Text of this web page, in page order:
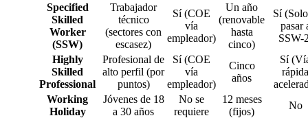
Specified
Skilled
Worker
(SSW)
Trabajador
técnico
(sectores con
escasez)
Sí (COE
vía
empleador)
Un año
(renovable
hasta
cinco)
Sí
pasar
SSW-
Highly
Skilled
Professional
Profesional de
alto perfil (por
puntos)
Sí (COE
vía
empleador)
Cinco
años
Sí
rápida
Working
Holiday
Jóvenes de 18
a 30 años
No se
requiere
12 meses
(fijos)
No